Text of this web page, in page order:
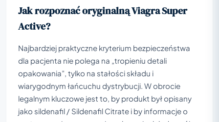
Jak rozpoznać oryginalną Viagra Super
Active?
Najbardziej praktyczne kryterium bezpieczeństwa
dla pacjenta nie polega na „tropieniu detali
opakowania”, tylko na stałości składu i
wiarygodnym łańcuchu dystrybucji. W obrocie
legalnym kluczowe jest to, by produkt był opisany
jako sildenafil / Sildenafil Citrate i by informacje o